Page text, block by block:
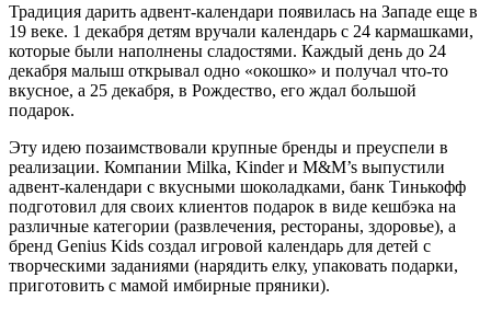
Традиция дарить адвент-календари появилась на Западе еще в
19 веке. 1 декабря детям вручали календарь с 24 кармашками,
которые были наполнены сладостями. Каждый день до 24
декабря малыш открывал одно «окошко» и получал что-то
вкусное, а 25 декабря, в Рождество, его ждал большой
подарок.
Эту идею позаимствовали крупные бренды и преуспели в
реализации. Компании Milka, Kinder и M&M’s выпустили
адвент-календари с вкусными шоколадками, банк Тинькофф
подготовил для своих клиентов подарок в виде кешбэка на
различные категории (развлечения, рестораны, здоровье), а
бренд Genius Kids создал игровой календарь для детей с
творческими заданиями (нарядить елку, упаковать подарки,
приготовить с мамой имбирные пряники).